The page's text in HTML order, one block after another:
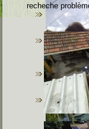
recheche